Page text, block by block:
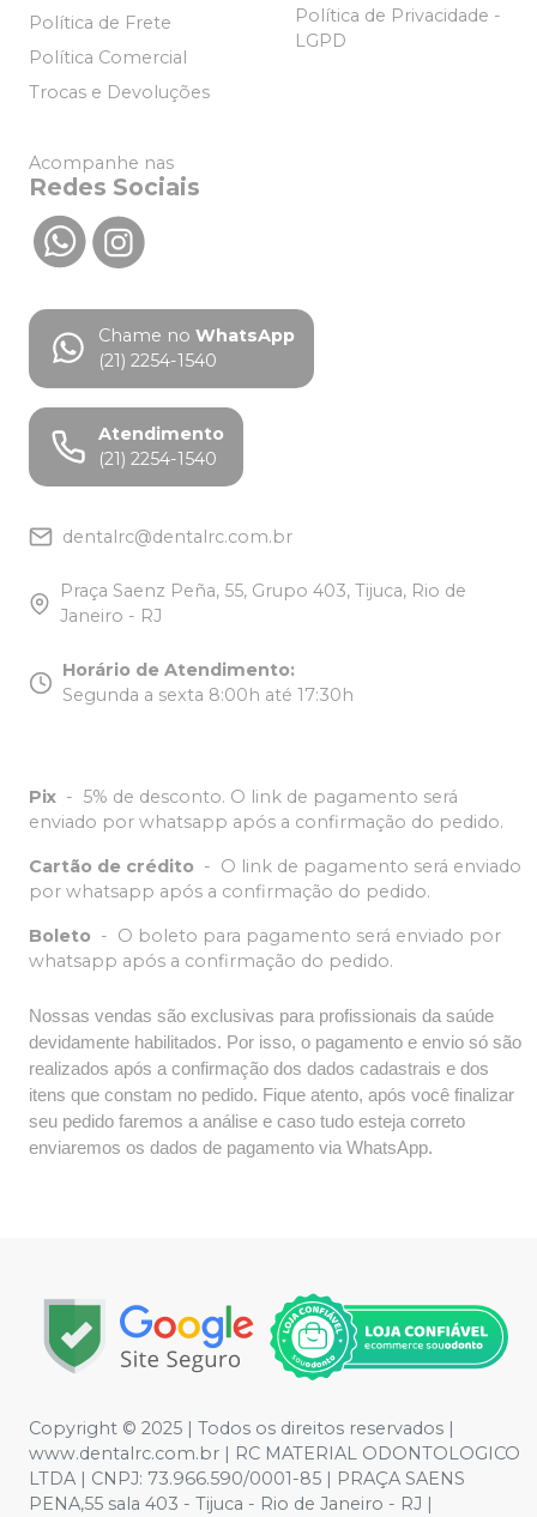
Política de Frete
Política Comercial
Trocas e Devoluções
Política de Privacidade -
LGPD
Acompanhe nas
Redes Sociais
Chame no WhatsApp
(21) 2254-1540
Atendimento
(21) 2254-1540
dentalrc@dentalrc.com.br
Praça Saenz Peña, 55, Grupo 403, Tijuca, Rio de
Janeiro - RJ
Horário de Atendimento:
Segunda a sexta 8:00h até 17:30h
Pix - 5% de desconto. O link de pagamento será
enviado por whatsapp após a confirmação do pedido.
Cartão de crédito - O link de pagamento será enviado
por whatsapp após a confirmação do pedido.
Boleto - O boleto para pagamento será enviado por
whatsapp após a confirmação do pedido.
Nossas vendas são exclusivas para profissionais da saúde
devidamente habilitados. Por isso, o pagamento e envio só são
realizados após a confirmação dos dados cadastrais e dos
itens que constam no pedido. Fique atento, após você finalizar
seu pedido faremos a análise e caso tudo esteja correto
enviaremos os dados de pagamento via WhatsApp.
Copyright © 2025 | Todos os direitos reservados |
www.dentalrc.com.br | RC MATERIAL ODONTOLOGICO
LTDA | CNPJ: 73.966.590/0001-85 | PRAÇA SAENS
PENA,55 sala 403 - Tijuca - Rio de Janeiro - RJ |